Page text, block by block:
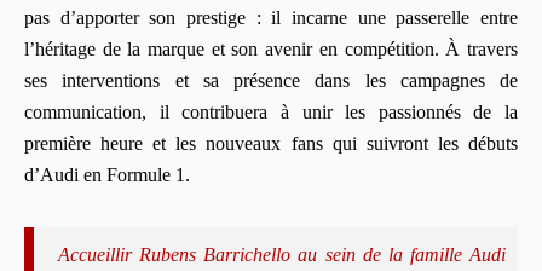
pas d’apporter son prestige : il incarne une passerelle entre
l’héritage de la marque et son avenir en compétition. À travers
ses interventions et sa présence dans les campagnes de
communication, il contribuera à unir les passionnés de la
première heure et les nouveaux fans qui suivront les débuts
d’Audi en Formule 1.
Accueillir Rubens Barrichello au sein de la famille Audi